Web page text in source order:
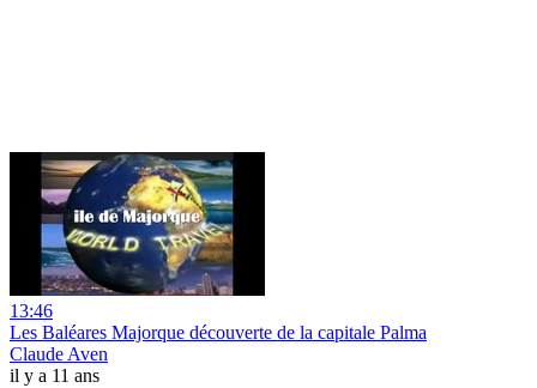
13:46
Les Baléares Majorque découverte de la capitale Palma
Claude Aven
il y a 11 ans